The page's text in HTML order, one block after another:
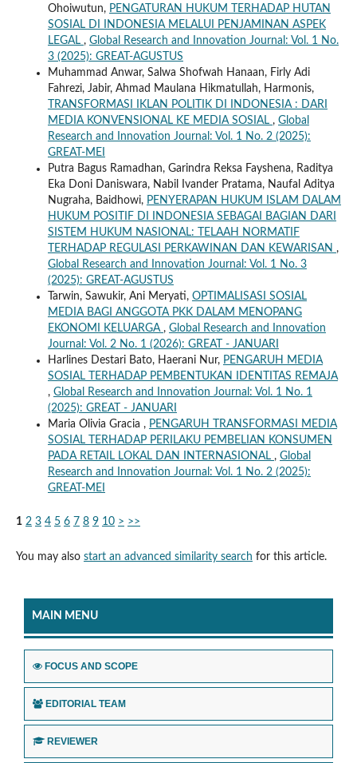
Ohoiwutun, PENGATURAN HUKUM TERHADAP HUTAN
SOSIAL DI INDONESIA MELALUI PENJAMINAN ASPEK
LEGAL , Global Research and Innovation Journal: Vol. 1 No.
3 (2025): GREAT-AGUSTUS
Muhammad Anwar, Salwa Shofwah Hanaan, Firly Adi
Fahrezi, Jabir, Ahmad Maulana Hikmatullah, Harmonis,
TRANSFORMASI IKLAN POLITIK DI INDONESIA : DARI
MEDIA KONVENSIONAL KE MEDIA SOSIAL , Global
Research and Innovation Journal: Vol. 1 No. 2 (2025):
GREAT-MEI
Putra Bagus Ramadhan, Garindra Reksa Fayshena, Raditya
Eka Doni Daniswara, Nabil Ivander Pratama, Naufal Aditya
Nugraha, Baidhowi, PENYERAPAN HUKUM ISLAM DALAM
HUKUM POSITIF DI INDONESIA SEBAGAI BAGIAN DARI
SISTEM HUKUM NASIONAL: TELAAH NORMATIF
TERHADAP REGULASI PERKAWINAN DAN KEWARISAN ,
Global Research and Innovation Journal: Vol. 1 No. 3
(2025): GREAT-AGUSTUS
Tarwin, Sawukir, Ani Meryati, OPTIMALISASI SOSIAL
MEDIA BAGI ANGGOTA PKK DALAM MENOPANG
EKONOMI KELUARGA , Global Research and Innovation
Journal: Vol. 2 No. 1 (2026): GREAT - JANUARI
Harlines Destari Bato, Haerani Nur, PENGARUH MEDIA
SOSIAL TERHADAP PEMBENTUKAN IDENTITAS REMAJA
, Global Research and Innovation Journal: Vol. 1 No. 1
(2025): GREAT - JANUARI
Maria Olivia Gracia , PENGARUH TRANSFORMASI MEDIA
SOSIAL TERHADAP PERILAKU PEMBELIAN KONSUMEN
PADA RETAIL LOKAL DAN INTERNASIONAL , Global
Research and Innovation Journal: Vol. 1 No. 2 (2025):
GREAT-MEI
1 2 3 4 5 6 7 8 9 10 > >>
You may also start an advanced similarity search for this article.
MAIN MENU
FOCUS AND SCOPE
EDITORIAL TEAM
REVIEWER